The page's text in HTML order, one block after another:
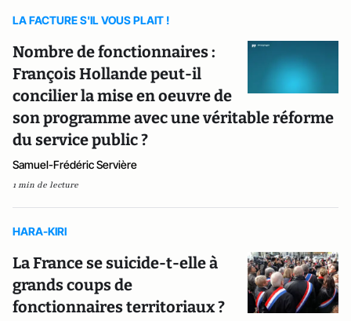
LA FACTURE S'IL VOUS PLAIT !
Nombre de fonctionnaires :
François Hollande peut-il
concilier la mise en oeuvre de
son programme avec une véritable réforme
du service public ?
Samuel-Frédéric Servière
1 min de lecture
HARA-KIRI
La France se suicide-t-elle à
grands coups de
fonctionnaires territoriaux ?